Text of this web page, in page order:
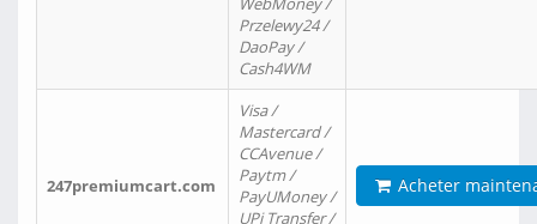
Przelewy24 /
DaoPay /
Cash4WM
247premiumcart.com
Visa /
Mastercard /
CCAvenue /
Paytm /
PayUMoney /
UPi Transfer /
Acheter